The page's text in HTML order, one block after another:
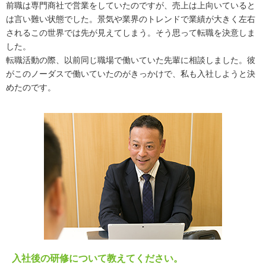
前職は専門商社で営業をしていたのですが、売上は上向いていると
は言い難い状態でした。景気や業界のトレンドで業績が大きく左右
されるこの世界では先が見えてしまう。そう思って転職を決意しま
した。
転職活動の際、以前同じ職場で働いていた先輩に相談しました。彼
がこのノーダスで働いていたのがきっかけで、私も入社しようと決
めたのです。
入社後の研修について教えてください。